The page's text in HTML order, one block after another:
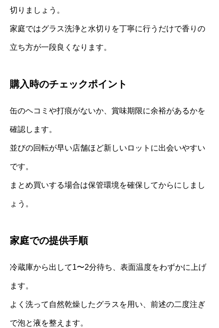
切りましょう。
家庭ではグラス洗浄と水切りを丁寧に行うだけで香りの
立ち方が一段良くなります。
購入時のチェックポイント
缶のヘコミや打痕がないか、賞味期限に余裕があるかを
確認します。
並びの回転が早い店舗ほど新しいロットに出会いやすい
です。
まとめ買いする場合は保管環境を確保してからにしまし
ょう。
家庭での提供手順
冷蔵庫から出して1〜2分待ち、表面温度をわずかに上げ
ます。
よく洗って自然乾燥したグラスを用い、前述の二度注ぎ
で泡と液を整えます。